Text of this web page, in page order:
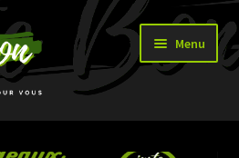
Menu